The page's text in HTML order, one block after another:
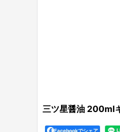
三ツ星醤油 200ml
Facebookでシェア